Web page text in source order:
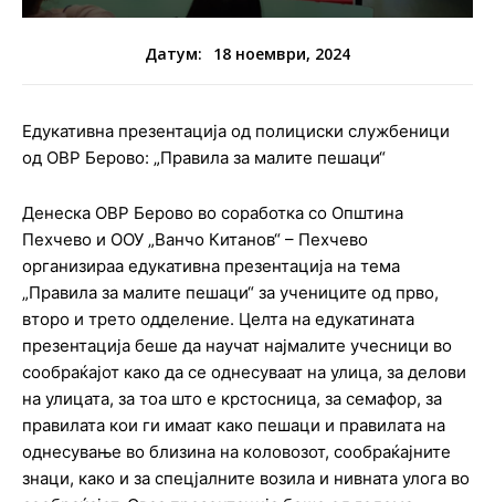
Датум: 18 ноември, 2024
Едукативна презентација од полициски службеници
од ОВР Берово: „Правила за малите пешаци“
Денеска ОВР Берово во соработка со Општина
Пехчево и ООУ „Ванчо Китанов“ – Пехчево
организираа едукативна презентација на тема
„Правила за малите пешаци“ за учениците од прво,
второ и трето одделение. Целта на едукатината
презентација беше да научат најмалите учесници во
сообраќајот како да се однесуваат на улица, за делови
на улицата, за тоа што е крстосница, за семафор, за
правилата кои ги имаат како пешаци и правилата на
однесување во близина на коловозот, сообраќајните
знаци, како и за спецјалните возила и нивната улога во